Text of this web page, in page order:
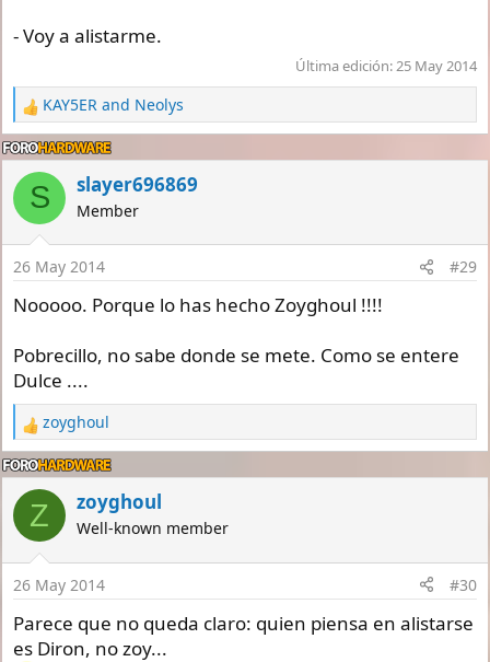
- Voy a alistarme.
Última edición:25 May 2014
R
e
a
c
i
n
s
:
KAY5ER and Neolys
S slayer696869
Member
26 May 2014 #29
Nooooo. Porque lo has hecho Zoyghoul !!!!
Pobrecillo, no sabe donde se mete. Como se entere
Dulce ....
R
e
a
c
i
n
s
:
zoyghoul
Z zoyghoul
Well-known member
26 May 2014 #30
Parece que no queda claro: quien piensa en alistarse
es Diron, no zoy...